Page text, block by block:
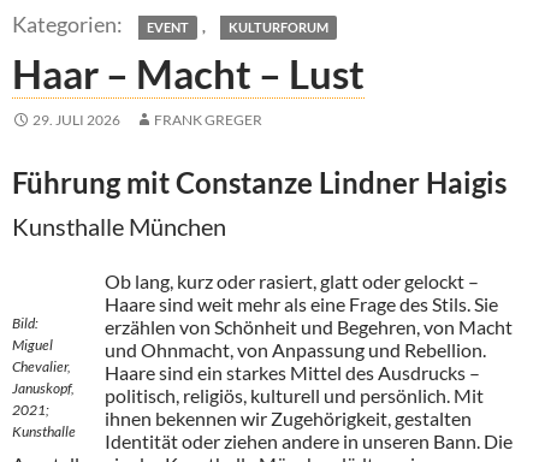
EVENT , KULTURFORUM
Haar – Macht – Lust
29. JULI 2026 FRANK GREGER
Führung mit Constanze Lindner Haigis
Kunsthalle München
Bild:
Miguel
Chevalier,
Januskopf,
2021;
Kunsthalle
Ob lang, kurz oder rasiert, glatt oder gelockt –
Haare sind weit mehr als eine Frage des Stils. Sie
erzählen von Schönheit und Begehren, von Macht
und Ohnmacht, von Anpassung und Rebellion.
Haare sind ein starkes Mittel des Ausdrucks –
politisch, religiös, kulturell und persönlich. Mit
ihnen bekennen wir Zugehörigkeit, gestalten
Identität oder ziehen andere in unseren Bann. Die